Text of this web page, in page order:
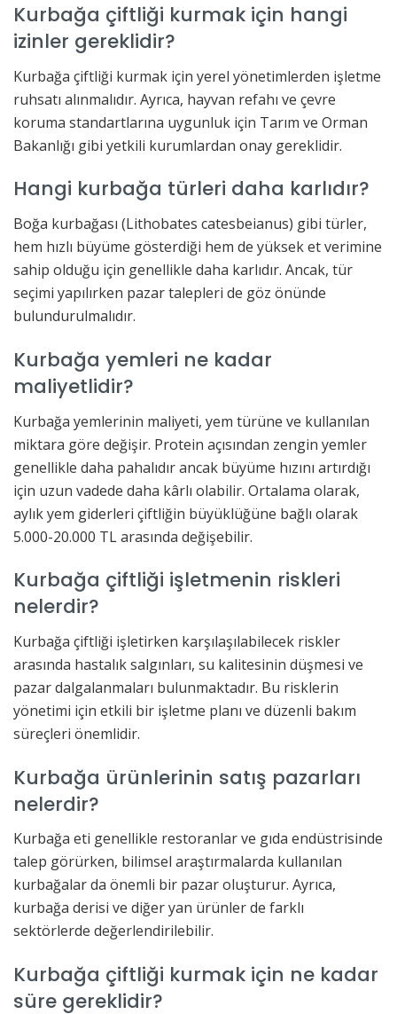
Kurbağa çiftliği kurmak için hangi
izinler gereklidir?
Kurbağa çiftliği kurmak için yerel yönetimlerden işletme
ruhsatı alınmalıdır. Ayrıca, hayvan refahı ve çevre
koruma standartlarına uygunluk için Tarım ve Orman
Bakanlığı gibi yetkili kurumlardan onay gereklidir.
Hangi kurbağa türleri daha karlıdır?
Boğa kurbağası (Lithobates catesbeianus) gibi türler,
hem hızlı büyüme gösterdiği hem de yüksek et verimine
sahip olduğu için genellikle daha karlıdır. Ancak, tür
seçimi yapılırken pazar talepleri de göz önünde
bulundurulmalıdır.
Kurbağa yemleri ne kadar
maliyetlidir?
Kurbağa yemlerinin maliyeti, yem türüne ve kullanılan
miktara göre değişir. Protein açısından zengin yemler
genellikle daha pahalıdır ancak büyüme hızını artırdığı
için uzun vadede daha kârlı olabilir. Ortalama olarak,
aylık yem giderleri çiftliğin büyüklüğüne bağlı olarak
5.000-20.000 TL arasında değişebilir.
Kurbağa çiftliği işletmenin riskleri
nelerdir?
Kurbağa çiftliği işletirken karşılaşılabilecek riskler
arasında hastalık salgınları, su kalitesinin düşmesi ve
pazar dalgalanmaları bulunmaktadır. Bu risklerin
yönetimi için etkili bir işletme planı ve düzenli bakım
süreçleri önemlidir.
Kurbağa ürünlerinin satış pazarları
nelerdir?
Kurbağa eti genellikle restoranlar ve gıda endüstrisinde
talep görürken, bilimsel araştırmalarda kullanılan
kurbağalar da önemli bir pazar oluşturur. Ayrıca,
kurbağa derisi ve diğer yan ürünler de farklı
sektörlerde değerlendirilebilir.
Kurbağa çiftliği kurmak için ne kadar
süre gereklidir?